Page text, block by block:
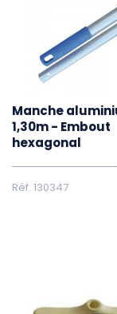
Manche
1,30m - Embout
hexagonal
Réf. 130347